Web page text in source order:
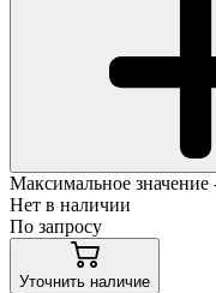
Максимальное значение
Нет в наличии
По запросу
Уточнить наличие